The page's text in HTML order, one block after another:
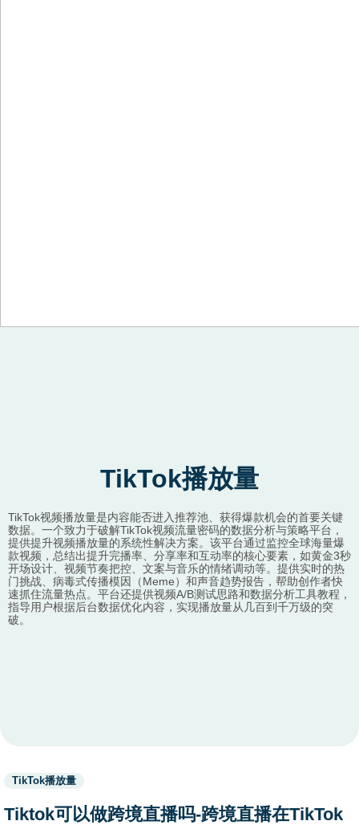
TikTok播放量
TikTok视频播放量是内容能否进入推荐池、获得爆款机会的首要关键
数据。一个致力于破解TikTok视频流量密码的数据分析与策略平台，
提供提升视频播放量的系统性解决方案。该平台通过监控全球海量爆
款视频，总结出提升完播率、分享率和互动率的核心要素，如黄金3秒
开场设计、视频节奏把控、文案与音乐的情绪调动等。提供实时的热
门挑战、病毒式传播模因（Meme）和声音趋势报告，帮助创作者快
速抓住流量热点。平台还提供视频A/B测试思路和数据分析工具教程，
指导用户根据后台数据优化内容，实现播放量从几百到千万级的突
破。
Used
names.
TikTok播放量
Tiktok可以做跨境直播吗-跨境直播在TikTok